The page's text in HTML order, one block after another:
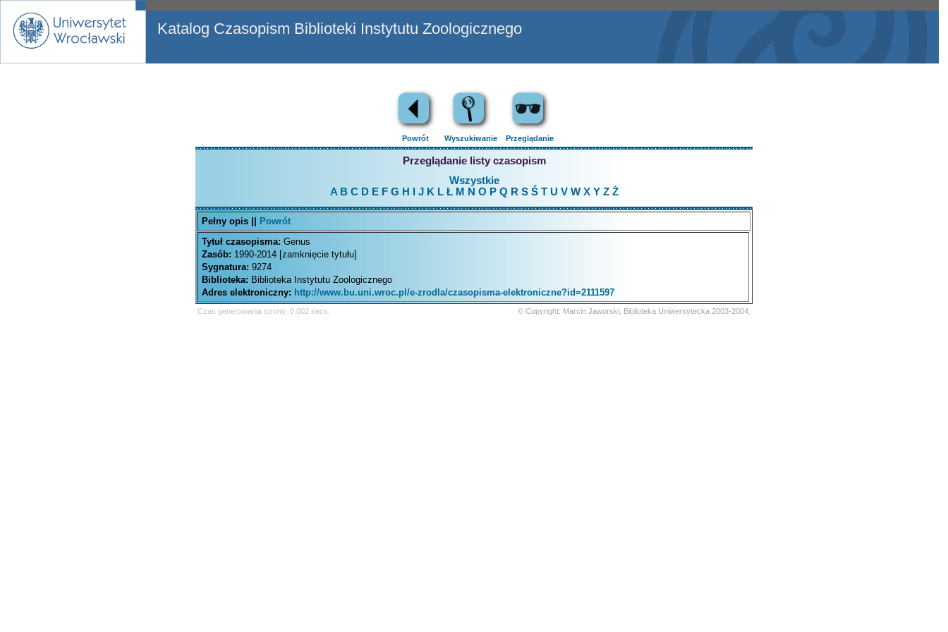
Katalog Czasopism Biblioteki Instytutu Zoologicznego
Powrót Wyszukiwanie Przeglądanie
Przeglądanie listy czasopism
Wszystkie
A B C D EFG H J K L Ł M N O P Q R S Ś T U V W X Y Z Ż
Pełny opis ||
Powrót
Tytuł czasopisma: Genus
Zasób: 1990-2014 [zamknięcie tytułu]
Sygnatura: 9274
Biblioteka: Biblioteka Instytutu Zoologicznego
Adres elektroniczny: http://www.bu.uni.wroc.pl/e-zrodla/czasopisma-elektroniczne?id=2111597
Czas generowania strony: 0.002 secs. © Copyright: Marcin Jaworski, Biblioteka Uniwersytecka 2003-2004.